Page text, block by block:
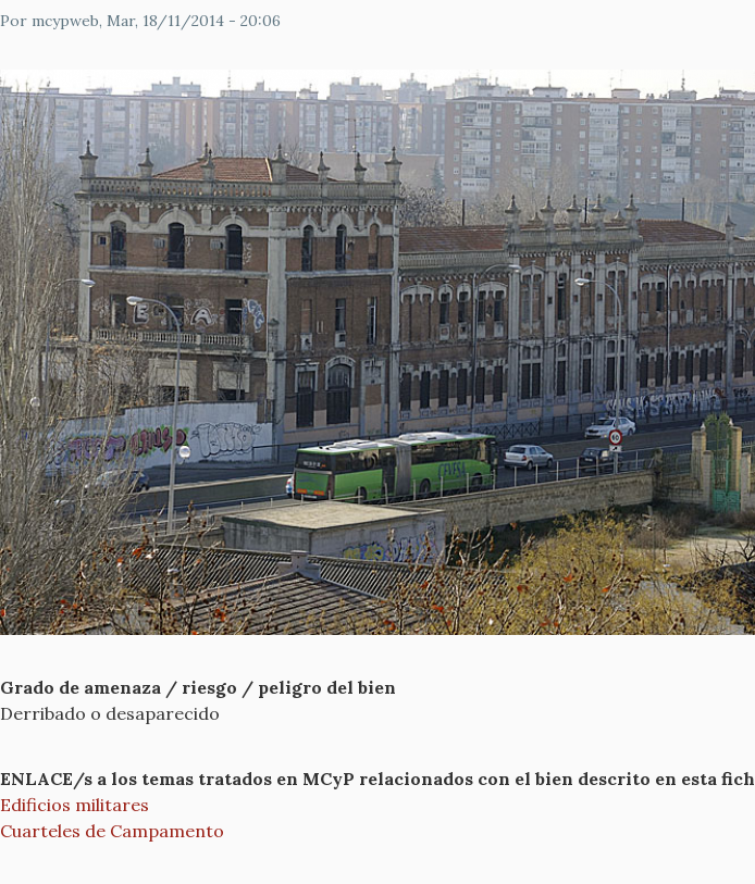
Por mcypweb, Mar, 18/11/2014 - 20:06
Grado de amenaza / riesgo / peligro del bien
Derribado o desaparecido
ENLACE/s a los temas tratados en MCyP relacionados con el bien descrito en esta
Edificios militares
Cuarteles de Campamento